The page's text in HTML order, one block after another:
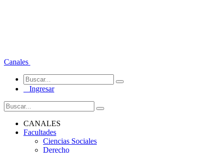
Canales
Ingresar
CANALES
Facultades
Ciencias Sociales
Derecho